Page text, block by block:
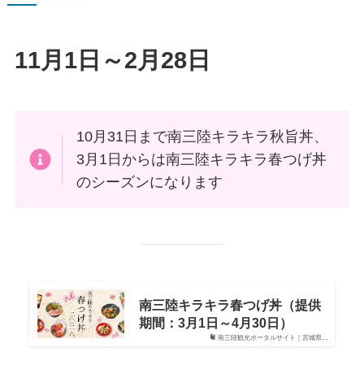
11月1日～2月28日
10月31日まで南三陸キラキラ秋旨丼、
3月1日からは南三陸キラキラ春つげ丼
のシーズンになります
南三陸観光ポータルサイト｜宮城県…
南三陸キラキラ春つげ丼（提供
期間：3月1日～4月30日）